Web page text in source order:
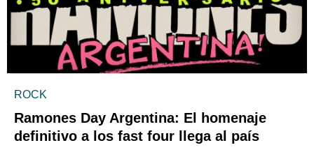
ROCK
Ramones Day Argentina: El homenaje
definitivo a los fast four llega al país